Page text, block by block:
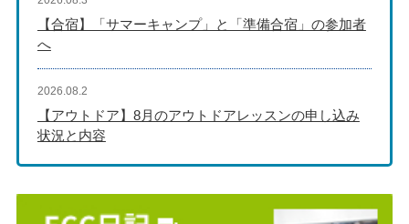
【合宿】「サマーキャンプ」と「準備合宿」の参加者
へ
【アウトドア】8月のアウトドアレッスンの申し込み
状況と内容
2026.08.2